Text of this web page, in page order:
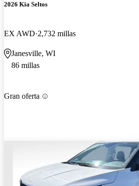
2026 Kia Seltos
EX AWD 2,732 millas
Janesville, WI
86 millas
Gran oferta